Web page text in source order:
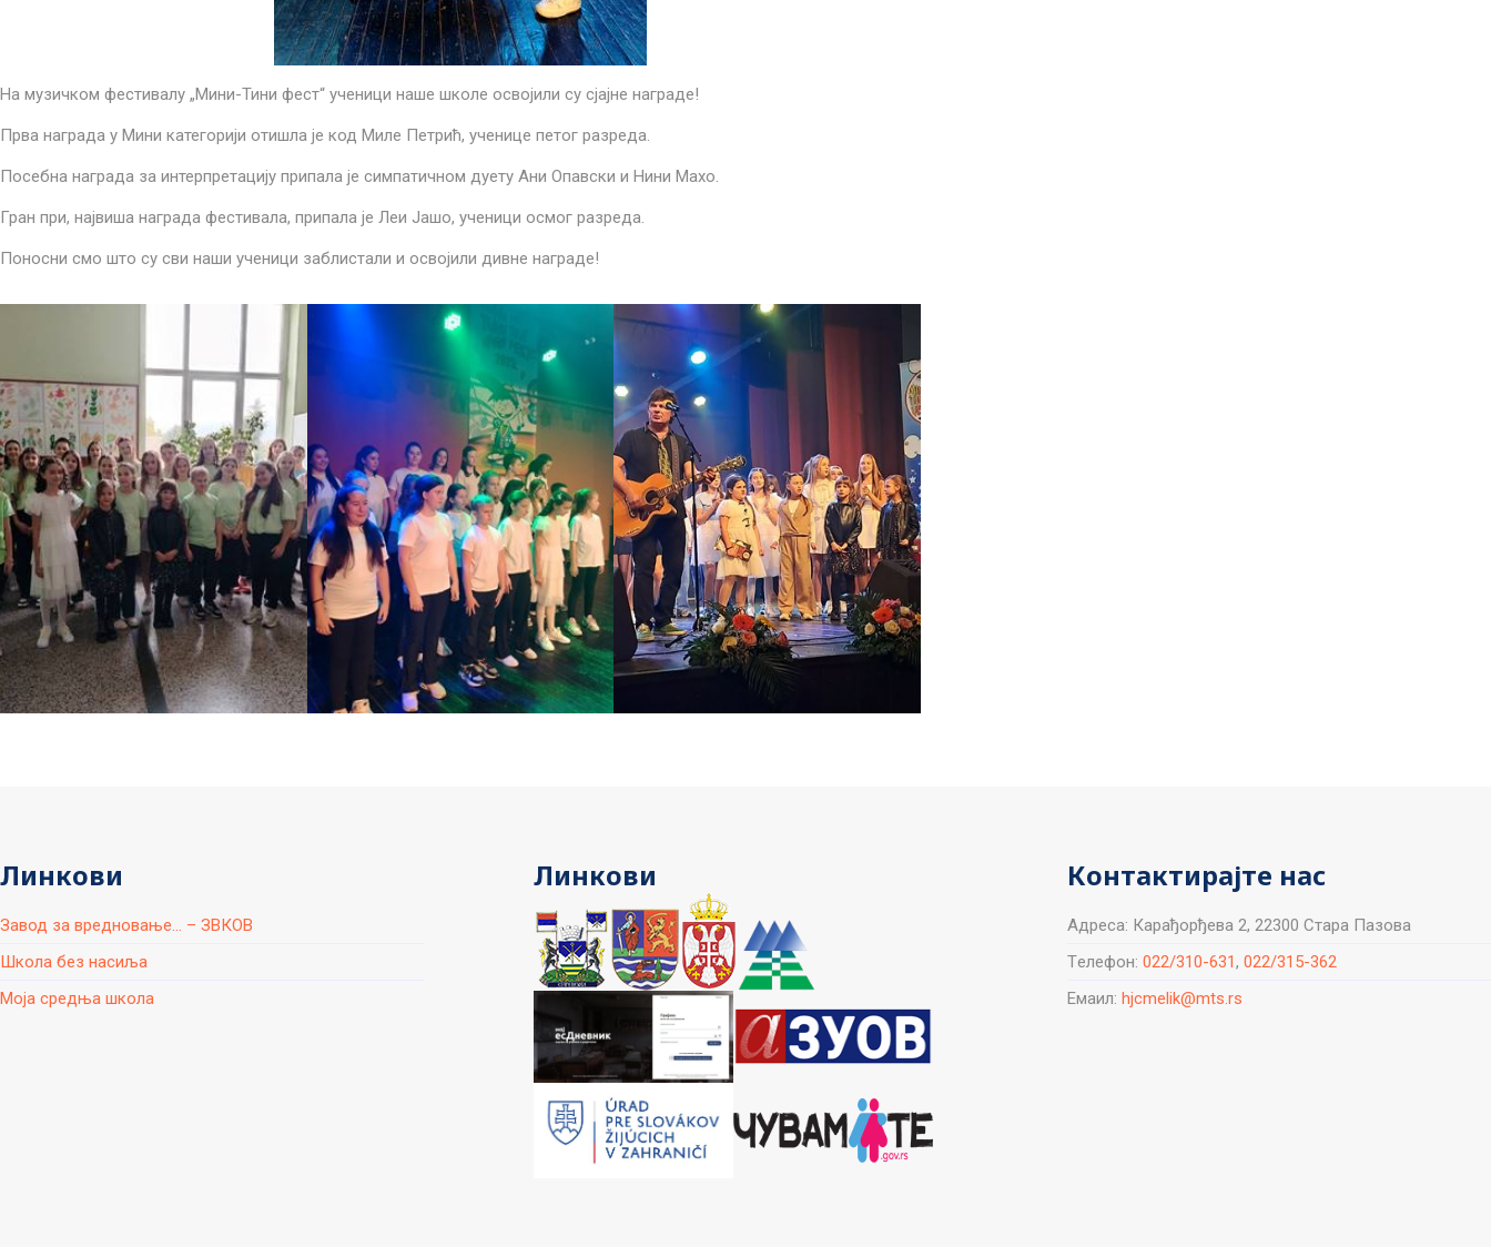
На музичком фестивалу „Мини-Тини фест“ ученици наше школе освојили су сјајне награде!
Прва награда у Мини категорији отишла је код Миле Петрић, ученице петог разреда.
Посебна награда за интерпретацију припала је симпатичном дуету Ани Опавски и Нини Махо.
Гран при, највиша награда фестивала, припала је Леи Јашо, ученици осмог разреда.
Пoнoсни смо што су сви наши ученици заблистали и освојили дивне награде!
Линкови
Завод за вредновање... – ЗВКОВ
Школа без насиља
Моја средња школа
Линкови Контактирајте нас
Aдреса: Карађорђева 2, 22300 Стара Пазова
Tелефон: 022/310-631, 022/315-362
Емаил: hjcmelik@mts.rs